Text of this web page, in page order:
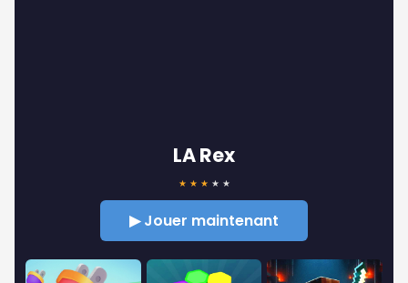
LA Rex
★ ★ ★ ★ ★
▶ Jouer maintenant